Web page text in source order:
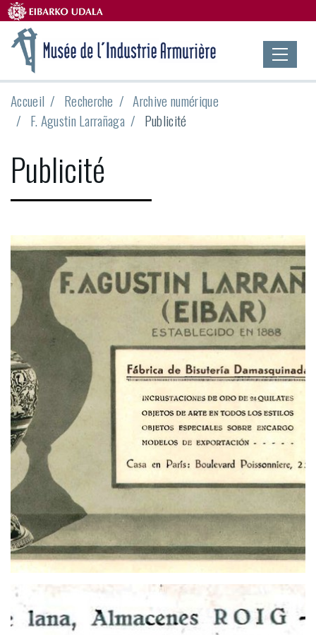
Accueil Recherche
Archive numérique
F. Agustin Larrañaga
Publicité
Publicité